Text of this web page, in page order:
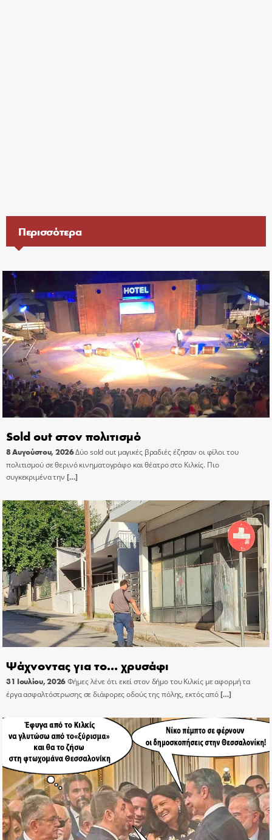
Περισσότερα
Sold out στον πολιτισμό
8 Αυγούστου, 2026Δύο sold out μαγικές βραδιές έζησαν οι φίλοι του
πολιτισμού σε θερινό κινηματογράφο και θέατρο στο Κιλκίς. Πιο
συγκεκριμένα την […]
Ψάχνοντας για το… χρυσάφι
31 Ιουλίου, 2026Φήμες λένε ότι εκεί στον δήμο του Κιλκίς με αφορμή τα
έργα ασφαλτόστρωσης σε διάφορες οδούς της πόλης, εκτός από[…]